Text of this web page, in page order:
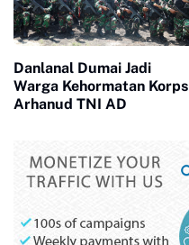
Danlanal Dumai Jadi
Warga Kehormatan Korps
Arhanud TNI AD